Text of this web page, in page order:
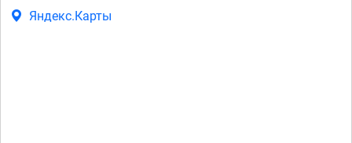
Яндекс.Карты